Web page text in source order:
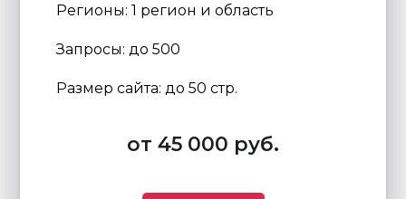
Регионы: 1 регион и область
Запросы: до 500
Размер сайта: до 50 стр.
от 45 000 руб.